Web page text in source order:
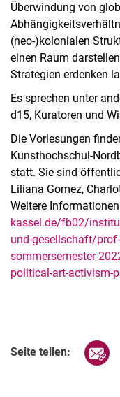
Überwindung von
(neo-)kolonialen
einen Raum
Strategien erdenken
Es sprechen unter
d15, Kuratoren und
Die Vorlesungen
Kunsthochschul-
statt. Sie sind
Liliana Gomez,
Weitere
kassel.de/fb02/
und-gesellschaft/
sommersemester-
political-art-activism-
Seite teilen: